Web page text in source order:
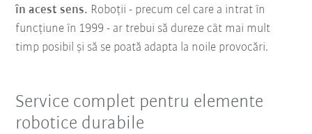
în acest sens. Roboții - precum cel care a intrat în
funcțiune în 1999 - ar trebui să dureze cât mai mult
timp posibil și să se poată adapta la noile provocări.
Service complet pentru elemente
robotice durabile